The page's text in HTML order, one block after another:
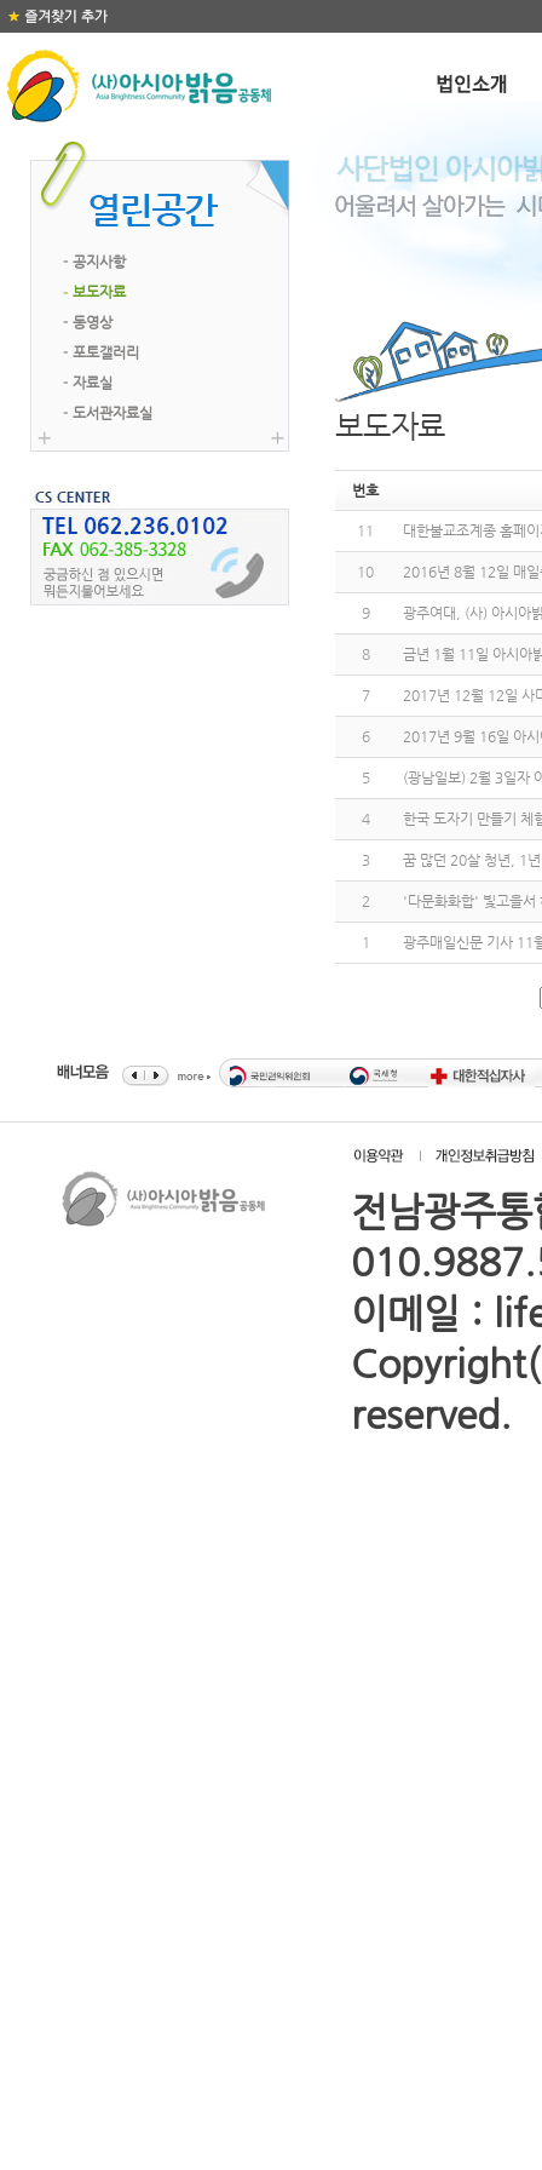
공지사항
보도자료
동영상
포토갤러리
자료실
도서관자료실
보도자료
번호
11 대한불교조계종 홈페
10 2016년 8월 12일 매일
9 광주여대, (사) 아시아
8 금년 1월 11일 아시아
7 2017년 12월 12일 사
6 2017년 9월 16일 아시
5 (광남일보) 2월 3일자
4 한국 도자기 만들기 체
3 꿈 많던 20살 청년, 1
2 '다문화화합' 빛고을
1 광주매일신문 기사 11
전남광주
이메일 :
reserved.